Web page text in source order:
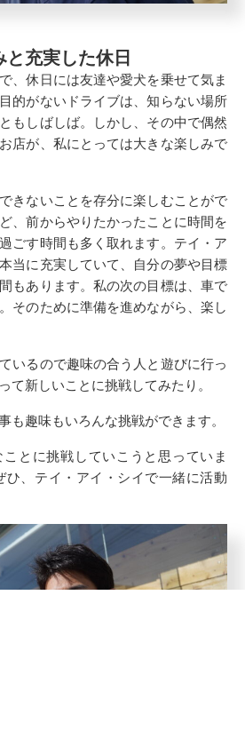
と充実した休日
、休日には友達や愛犬を乗せて気ま
的がないドライブは、知らない場所
もしばしば。しかし、その中で偶然
店が、私にとっては大きな楽しみで
きないことを存分に楽しむことがで
、前からやりたかったことに時間を
ごす時間も多く取れます。テイ・ア
当に充実していて、自分の夢や目標
もあります。私の次の目標は、車で
そのために準備を進めながら、楽し
いるので趣味の合う人と遊びに行っ
て新しいことに挑戦してみたり。
も趣味もいろんな挑戦ができます。
とに挑戦していこうと思っていま
ひ、テイ・アイ・シイで一緒に活動